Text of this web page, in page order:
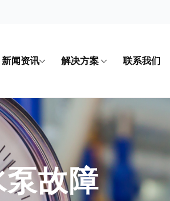
新闻资讯 解决方案 联系我们
泵故障